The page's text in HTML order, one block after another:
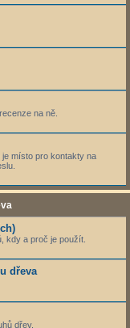
na ně.
místo pro kontakty na
kdy a proč je použít.
dřeva
dřev.